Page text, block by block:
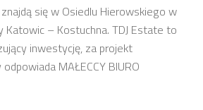
się w Osiedlu Hierowskiego w
Katowic – Kostuchna. TDJ Estate to
inwestycję, za projekt
MAŁECCY BIURO